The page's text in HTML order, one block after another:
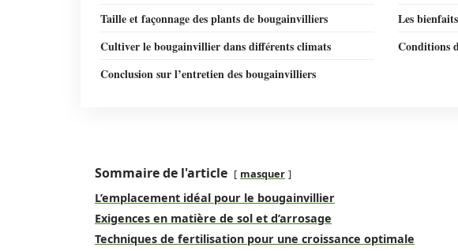
Taille et façonnage des plants de bougainvilliers
Les
Cultiver le bougainvillier dans différents climats
Conditions
Conclusion sur l’entretien des bougainvilliers
Sommaire de l'article masquer
L’emplacement idéal pour le bougainvillier
Exigences en matière de sol et d’arrosage
Techniques de fertilisation pour une croissance optimale